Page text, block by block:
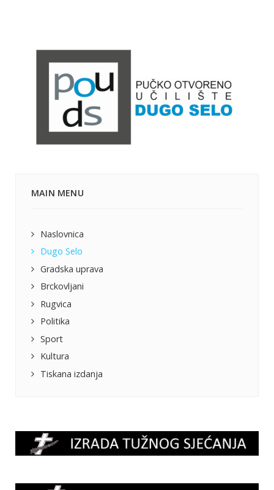
MAIN MENU
Naslovnica
Dugo Selo
Gradska uprava
Brckovljani
Rugvica
Politika
Sport
Kultura
Tiskana izdanja